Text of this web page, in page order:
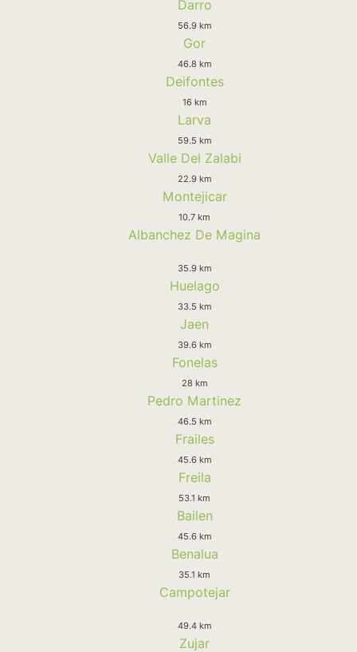
Darro
56.9 km
Gor
46.8 km
Deifontes
16 km
Larva
59.5 km
Valle Del Zalabi
22.9 km
Montejicar
10.7 km
Albanchez De Magina
35.9 km
Huelago
33.5 km
Jaen
39.6 km
Fonelas
28 km
Pedro Martinez
46.5 km
Frailes
45.6 km
Freila
53.1 km
Bailen
45.6 km
Benalua
35.1 km
Campotejar
49.4 km
Zujar